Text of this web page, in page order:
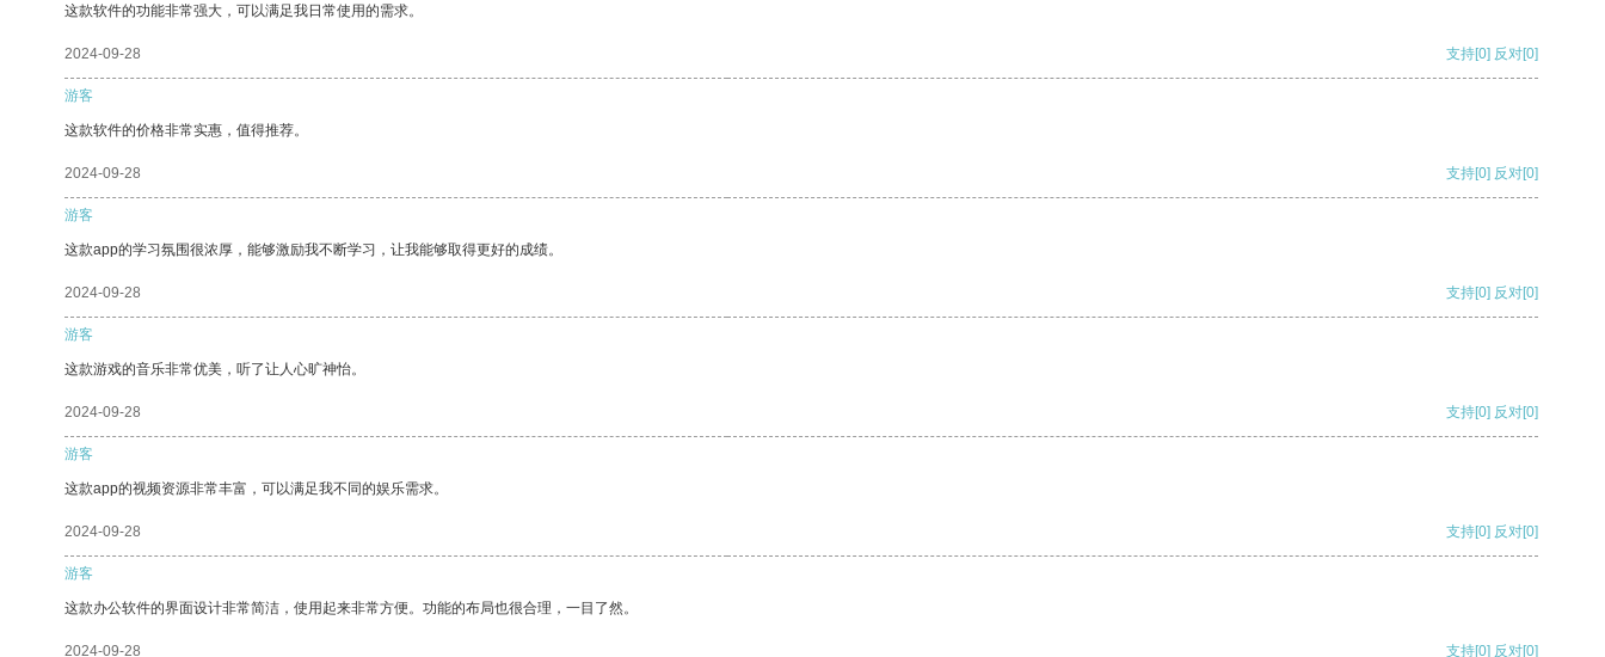
这款软件的功能非常强大，可以满足我日常使用的需求。
2024-09-28 支持[0] 反对[0]
游客
这款软件的价格非常实惠，值得推荐。
2024-09-28 支持[0] 反对[0]
游客
这款app的学习氛围很浓厚，能够激励我不断学习，让我能够取得更好的成绩。
2024-09-28 支持[0] 反对[0]
游客
这款游戏的音乐非常优美，听了让人心旷神怡。
2024-09-28 支持[0] 反对[0]
游客
这款app的视频资源非常丰富，可以满足我不同的娱乐需求。
2024-09-28 支持[0] 反对[0]
游客
这款办公软件的界面设计非常简洁，使用起来非常方便。功能的布局也很合理，一目了然。
2024-09-28 支持[0] 反对[0]